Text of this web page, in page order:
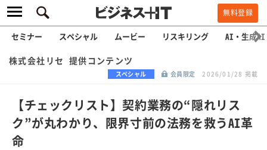
無料登録
セミナー スペシャル ムービー リスキリング AI・生成AI
株式会社リセ 提供コンテンツ
スペシャル 会員限定 2026/01/28 掲載
【チェックリスト】契約業務の“隠れリス
ク”が丸わかり、限界寸前の法務を救うAI革
命